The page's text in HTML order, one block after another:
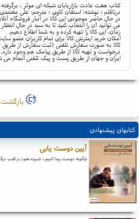
کتاب هفت عادت بازاریابان شبکه ای موثر ،
درناقلم ؛ نوشته: استفان کاوی ؛ مترجم: علی
در حال حاضر موجودی این کالا در انبار فروشگاه
می توانید آن را انتخاب کنید تا به سبد در حال
زمان، این کالا را تهیه کرده و به شما اطلاع دهیم.
امکان خرید اینترنتی کالا برای تمام کاربران
کالا به صورت سفارش تلفنی (ثبت سفارش از طریق
درخواست و تهیه کالا از طریق پیامک هم وجود دارد.
ایران و جهان از طریق پست و پیک تلفنی انجام می
بازگشت
کتابهای پیشنهادی
آیین دوست یابی
چگونه دوست پیدا کنیم - شیوه نفوذ بر قلب